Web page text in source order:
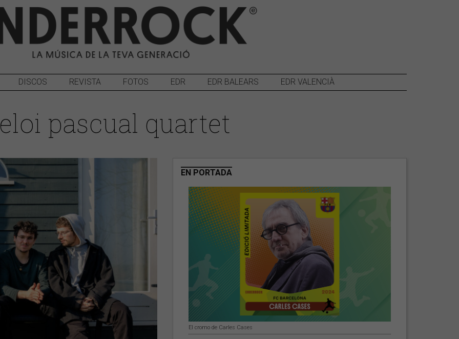
DISCOS REVISTA FOTOS EDR EDR BALEARS EDR VALENCIÀ
eloi pascual quartet
EN PORTADA
El cromo de Carles Cases